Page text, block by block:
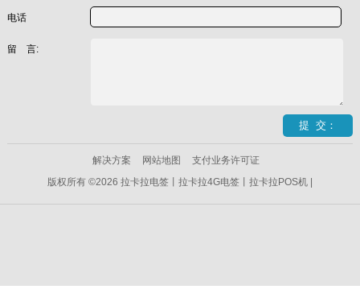
电话
留 言:
解决方案 网站地图
支付业务许可证
版权所有 ©2026 拉卡拉电签丨拉卡拉4G电签丨拉卡拉POS机 |